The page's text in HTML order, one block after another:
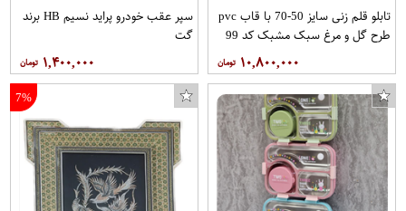
تابلو قلم زنی سایز 50-70 با قاب pvc
طرح گل و مرغ سبک مشبک کد 99
۱۰,۸۰۰,۰۰۰
سپر عقب خودرو پراید نسیم HB برند
گت
۱,۴۰۰,۰۰۰
7%